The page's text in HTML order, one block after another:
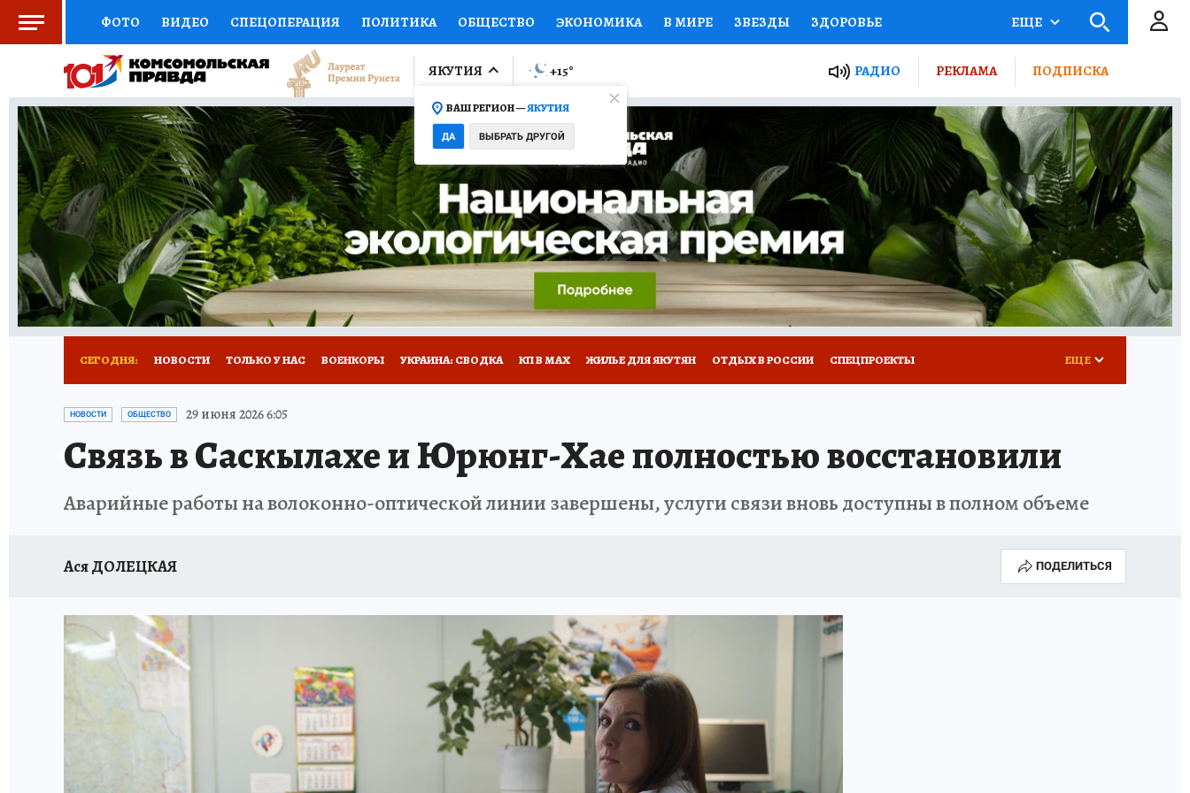
ФОТО ВИДЕО СПЕЦОПЕРАЦИЯ ПОЛИТИКА ОБЩЕСТВО ЭКОНОМИКА В МИРЕ ЗВЕЗДЫ ЗДОРОВЬЕ
СОЦПОДДЕРЖКА НАУКА СПОРТ КОЛУМНИСТЫ ПРОИСШЕСТВИЯ НАЦИОНАЛЬНЫЕ ПРОЕКТЫ РОССИИ
ВЫБОР ЭКСПЕРТОВ ДОКТОР ФИНАНСЫ ОТКРЫВАЕМ МИР Я ЗНАЮ СЕМЬЯ ЖЕНСКИЕ СЕКРЕТЫ ПУТЕВОДИТЕЛЬ
КНИЖНАЯ ПОЛКА ПРОГНОЗЫ НА СПОРТ ПРОМОКОДЫ СЕРИАЛЫ СПЕЦПРОЕКТЫ ДЕФИЦИТ ЖЕЛЕЗА ТУРИЗМ
ПРЕСС-ЦЕНТР НЕДВИЖИМОСТЬ ТЕЛЕВИЗОР КОЛЛЕКЦИИ КОНКУРСЫ РАБОТА У НАС ГИД ПОТРЕБИТЕЛЯ ВСЕ О КП
РАДИО КП РЕКЛАМА ТЕСТЫ НОВОЕ НА САЙТЕ
ЕЩЕ
ЯКУТИЯ
ВАШ РЕГИОН —ЯКУТИЯ
ДА ВЫБРАТЬ ДРУГОЙ
+15° РАДИО РЕКЛАМА ПОДПИСКА
СЕГОДНЯ: НОВОСТИ ТОЛЬКО У НАС ВОЕНКОРЫ УКРАИНА: СВОДКА КП В МАХ ЖИЛЬЕ ДЛЯ ЯКУТЯН ОТДЫХ В РОССИИ СПЕЦПРОЕКТЫ
ЗАПОВЕДНАЯ РОССИЯ
ЕЩЕ
НОВОСТИ ОБЩЕСТВО 29 июня 2026 6:05
Связь в Саскылахе и Юрюнг-Хае полностью восстановили
Аварийные работы на волоконно-оптической линии завершены, услуги связи вновь доступны в полном объеме
Ася ДОЛЕЦКАЯ ПОДЕЛИТЬСЯ